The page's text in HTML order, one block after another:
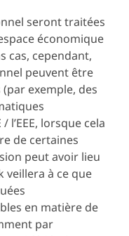
seront traitées
économique
cas, cependant,
peuvent être
exemple, des
l’EEE, lorsque cela
de certaines
peut avoir lieu
veillera à ce que
en matière de
par